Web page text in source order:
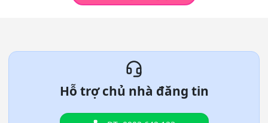
Hỗ trợ chủ nhà đăng tin